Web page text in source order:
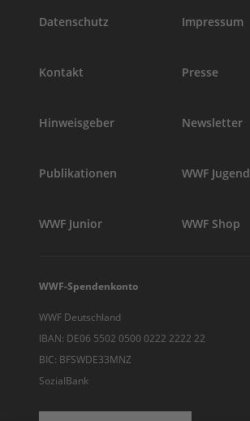
Datenschutz Impressum
Kontakt Presse
Hinweisgeber Newsletter
Publikationen WWF Jugend
WWF Junior WWF Shop
WWF-Spendenkonto
WWF Deutschland
IBAN: DE06 5502 0500 0222 2222 22
BIC: BFSWDE33MNZ
SozialBank